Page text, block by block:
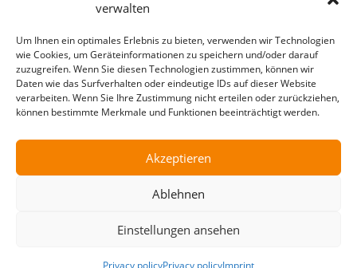
verwalten
Um Ihnen ein optimales Erlebnis zu bieten, verwenden wir Technologien
wie Cookies, um Geräteinformationen zu speichern und/oder darauf
zuzugreifen. Wenn Sie diesen Technologien zustimmen, können wir
Daten wie das Surfverhalten oder eindeutige IDs auf dieser Website
verarbeiten. Wenn Sie Ihre Zustimmung nicht erteilen oder zurückziehen,
können bestimmte Merkmale und Funktionen beeinträchtigt werden.
Akzeptieren
Ablehnen
Einstellungen ansehen
Privacy policyPrivacy policyImprint
CONSULTING CENTER